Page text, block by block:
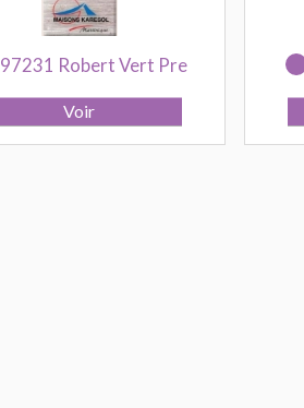
97231 Robert Vert Pre